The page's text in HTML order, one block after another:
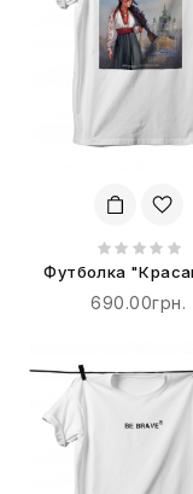
Футболка
терпіти не
690.00грн.